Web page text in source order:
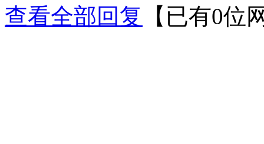
查看全部回复
【已有0位